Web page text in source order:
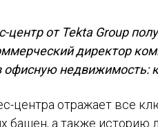
центр от Tekta Group
директор
офисную недвижимость:
центра отражает все
башен, а также историю